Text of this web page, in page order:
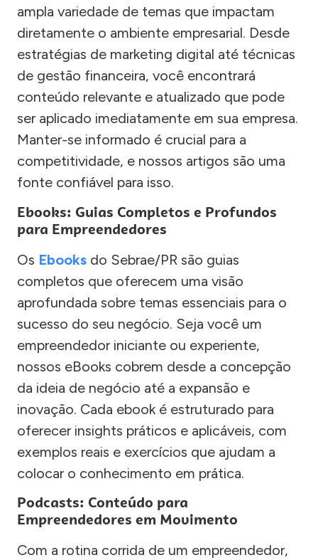
ampla variedade de temas que impactam
diretamente o ambiente empresarial. Desde
estratégias de marketing digital até técnicas
de gestão financeira, você encontrará
conteúdo relevante e atualizado que pode
ser aplicado imediatamente em sua empresa.
Manter-se informado é crucial para a
competitividade, e nossos artigos são uma
fonte confiável para isso.
Ebooks: Guias Completos e Profundos
para Empreendedores
Os Ebooks do Sebrae/PR são guias
completos que oferecem uma visão
aprofundada sobre temas essenciais para o
sucesso do seu negócio. Seja você um
empreendedor iniciante ou experiente,
nossos eBooks cobrem desde a concepção
da ideia de negócio até a expansão e
inovação. Cada ebook é estruturado para
oferecer insights práticos e aplicáveis, com
exemplos reais e exercícios que ajudam a
colocar o conhecimento em prática.
Podcasts: Conteúdo para
Empreendedores em Movimento
Com a rotina corrida de um empreendedor,